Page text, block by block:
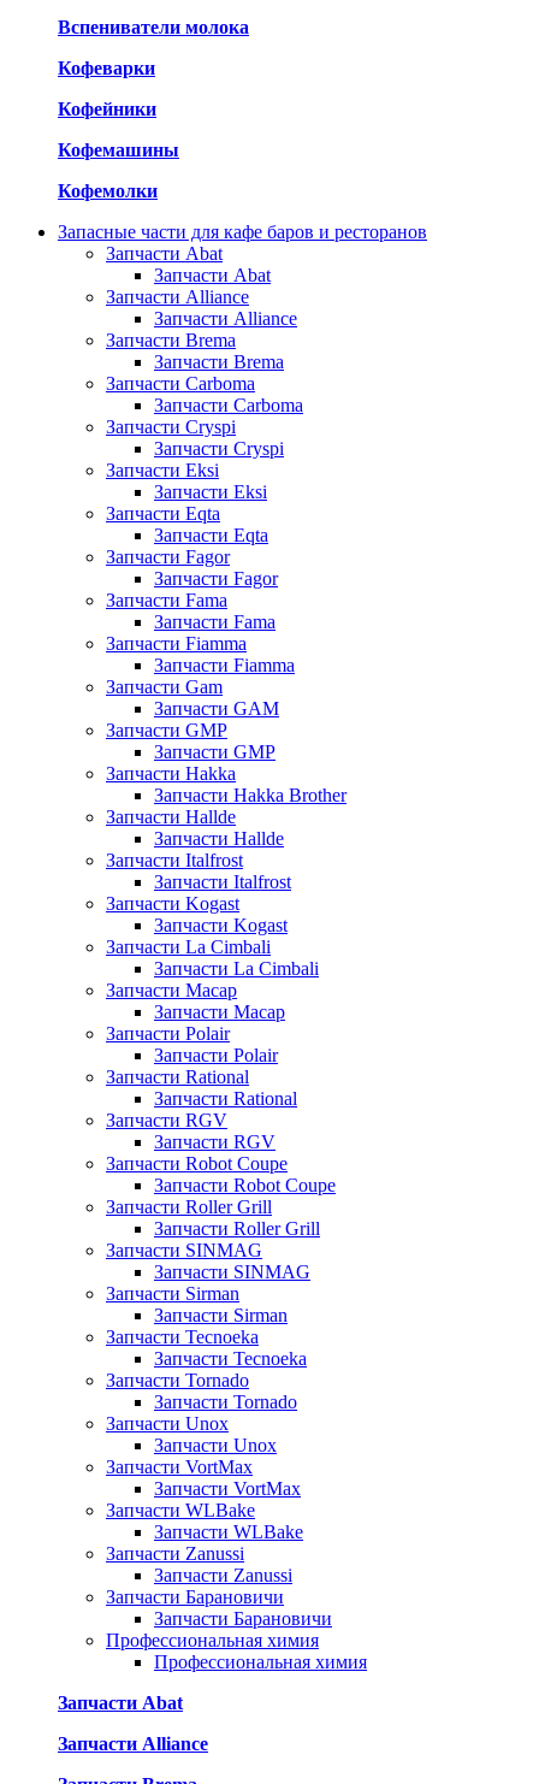
Вспениватели молока
Кофеварки
Кофейники
Кофемашины
Кофемолки
Запасные части для кафе баров и ресторанов
Запчасти Abat
Запчасти Abat
Запчасти Alliance
Запчасти Alliance
Запчасти Brema
Запчасти Brema
Запчасти Carboma
Запчасти Carboma
Запчасти Cryspi
Запчасти Cryspi
Запчасти Eksi
Запчасти Eksi
Запчасти Eqta
Запчасти Eqta
Запчасти Fagor
Запчасти Fagor
Запчасти Fama
Запчасти Fama
Запчасти Fiamma
Запчасти Fiamma
Запчасти Gam
Запчасти GAM
Запчасти GMP
Запчасти GMP
Запчасти Hakka
Запчасти Hakka Brother
Запчасти Hallde
Запчасти Hallde
Запчасти Italfrost
Запчасти Italfrost
Запчасти Kogast
Запчасти Kogast
Запчасти La Cimbali
Запчасти La Cimbali
Запчасти Macap
Запчасти Macap
Запчасти Polair
Запчасти Polair
Запчасти Rational
Запчасти Rational
Запчасти RGV
Запчасти RGV
Запчасти Robot Coupe
Запчасти Robot Coupe
Запчасти Roller Grill
Запчасти Roller Grill
Запчасти SINMAG
Запчасти SINMAG
Запчасти Sirman
Запчасти Sirman
Запчасти Tecnoeka
Запчасти Tecnoeka
Запчасти Tornado
Запчасти Tornado
Запчасти Unox
Запчасти Unox
Запчасти VortMax
Запчасти VortMax
Запчасти WLBake
Запчасти WLBake
Запчасти Zanussi
Запчасти Zanussi
Запчасти Барановичи
Запчасти Барановичи
Профессиональная химия
Профессиональная химия
Запчасти Abat
Запчасти Alliance